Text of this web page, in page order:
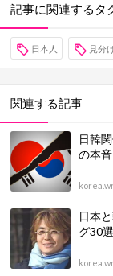
記事に関連するタ
日本人 見分
関連する記事
日韓
の本
日本
グ30